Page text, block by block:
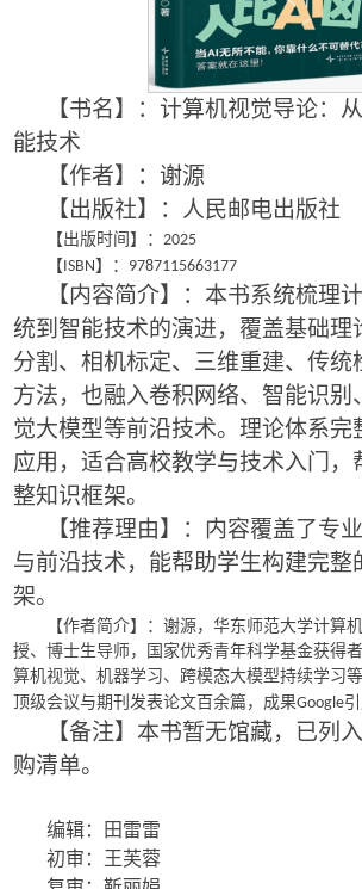
【书名】：计算机视觉导论：
能技术
【作者】：谢源
【出版社】：人民邮电出版社
【出版时间】： 2025
【ISBN】： 9787115663177
【内容简介】：本书系统梳理
统到智能技术的演进，覆盖基础理
分割、相机标定、三维重建、传统
方法，也融入卷积网络、智能识别
觉大模型等前沿技术。理论体系完
应用，适合高校教学与技术入门，
整知识框架。
【推荐理由】：内容覆盖了专
与前沿技术，能帮助学生构建完整
架。
【作者简介】：谢源，华东师范大学计算
授、博士生导师，国家优秀青年科学基金获得
算机视觉、机器学习、跨模态大模型持续学习
顶级会议与期刊发表论文百余篇，成果Google
【备注】本书暂无馆藏，已列
购清单。
编辑：田雷雷
初审：王芙蓉